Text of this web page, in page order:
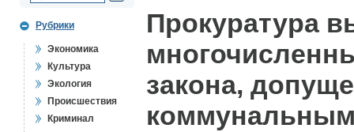
Рубрики
Экономика
Культура
Экология
Происшествия
Криминал
Прокуратура
закона,